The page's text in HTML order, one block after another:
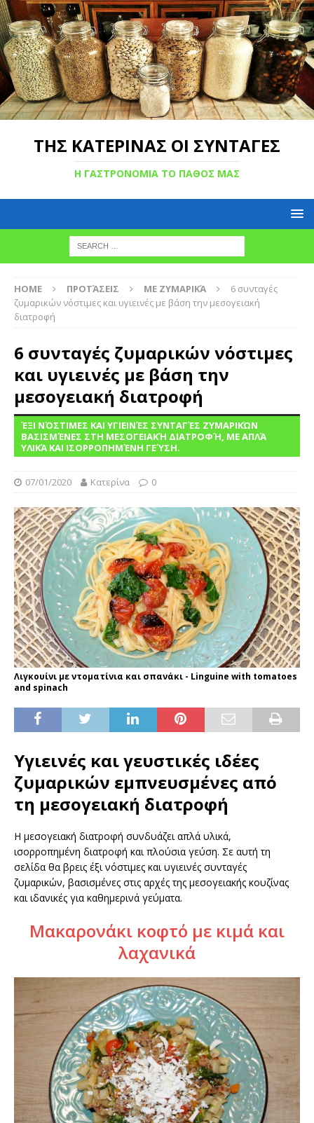
ΤΗΣ ΚΑΤΕΡΙΝΑΣ ΟΙ ΣΥΝΤΑΓΕΣ
Η ΓΑΣΤΡΟΝΟΜΙΑ ΤΟ ΠΑΘΟΣ ΜΑΣ
HOME ΠΡΟΤΆΣΕΙΣ ΜΕ ΖΥΜΑΡΙΚΆ
6 συνταγές
ζυμαρικών νόστιμες και υγιεινές με βάση την μεσογειακή
διατροφή
6 συνταγές ζυμαρικών νόστιμες
και υγιεινές με βάση την
μεσογειακή διατροφή
ΈΞΙ ΝΌΣΤΙΜΕΣ ΚΑΙ ΥΓΙΕΙΝΈΣ ΣΥΝΤΑΓΈΣ ΖΥΜΑΡΙΚΏΝ
ΒΑΣΙΣΜΈΝΕΣ ΣΤΗ ΜΕΣΟΓΕΙΑΚΉ ΔΙΑΤΡΟΦΉ, ΜΕ ΑΠΛΆ
ΥΛΙΚΆ ΚΑΙ ΙΣΟΡΡΟΠΗΜΈΝΗ ΓΕΎΣΗ.
07/01/2020 Κατερίνα 0
Λιγκουίνι με ντοματίνια και σπανάκι - Linguine with tomatoes
and spinach
Υγιεινές και γευστικές ιδέες
ζυμαρικών εμπνευσμένες από
τη μεσογειακή διατροφή
Η μεσογειακή διατροφή συνδυάζει απλά υλικά,
ισορροπημένη διατροφή και πλούσια γεύση. Σε αυτή τη
σελίδα θα βρεις έξι νόστιμες και υγιεινές συνταγές
ζυμαρικών, βασισμένες στις αρχές της μεσογειακής κουζίνας
και ιδανικές για καθημερινά γεύματα.
Μακαρονάκι κοφτό με κιμά και
λαχανικά